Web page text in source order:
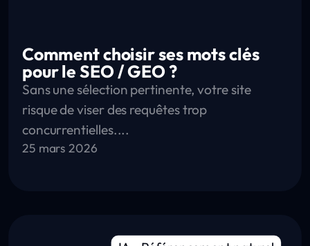
Comment choisir ses mots clés
pour le SEO / GEO ?
Sans une sélection pertinente, votre site
risque de viser des requêtes trop
concurrentielles....
25 mars 2026